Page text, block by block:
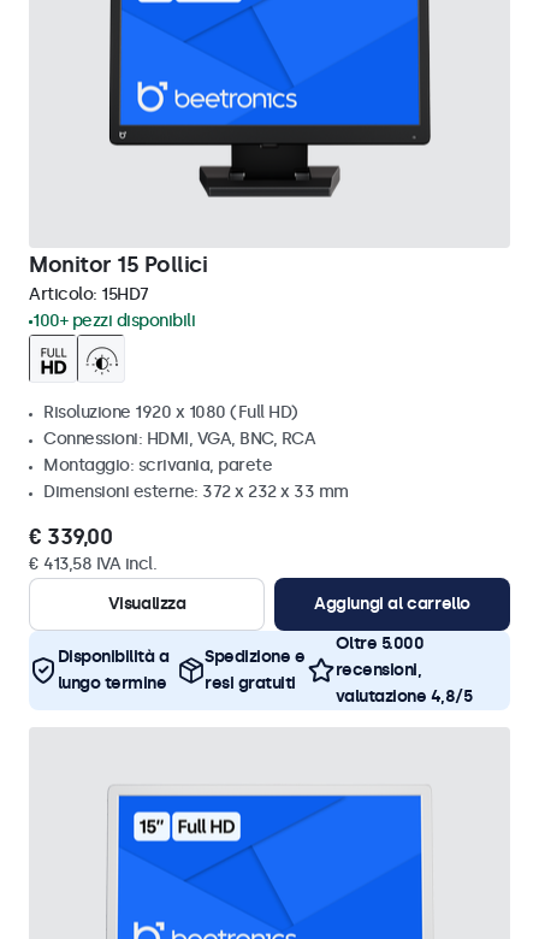
Monitor 15 Pollici
Articolo: 15HD7
100+ pezzi disponibili
Risoluzione 1920 x 1080 (Full HD)
Connessioni: HDMI, VGA, BNC, RCA
Montaggio: scrivania, parete
Dimensioni esterne: 372 x 232 x 33 mm
€ 339,00
€ 413,58 IVA incl.
Visualizza
Aggiungi al carrello
Disponibilità a
lungo termine
Spedizione e
resi gratuiti
Oltre 5.000
recensioni,
valutazione 4,8/5